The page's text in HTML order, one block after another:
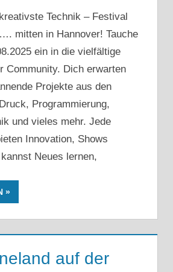
Technik – Festival
mitten in Hannover! Tauche
ein in die vielfältige
Community. Dich erwarten
Projekte aus den
Programmierung,
und vieles mehr. Jede
Innovation, Shows
Neues lernen,
auf der